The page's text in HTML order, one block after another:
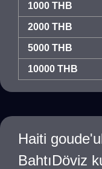
1000 THB
2000 THB
5000 THB
10000 THB
Haiti
BahtıDöviz